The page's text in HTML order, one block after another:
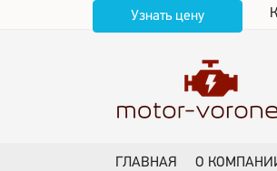
Узнать цену
ГЛАВНАЯ О